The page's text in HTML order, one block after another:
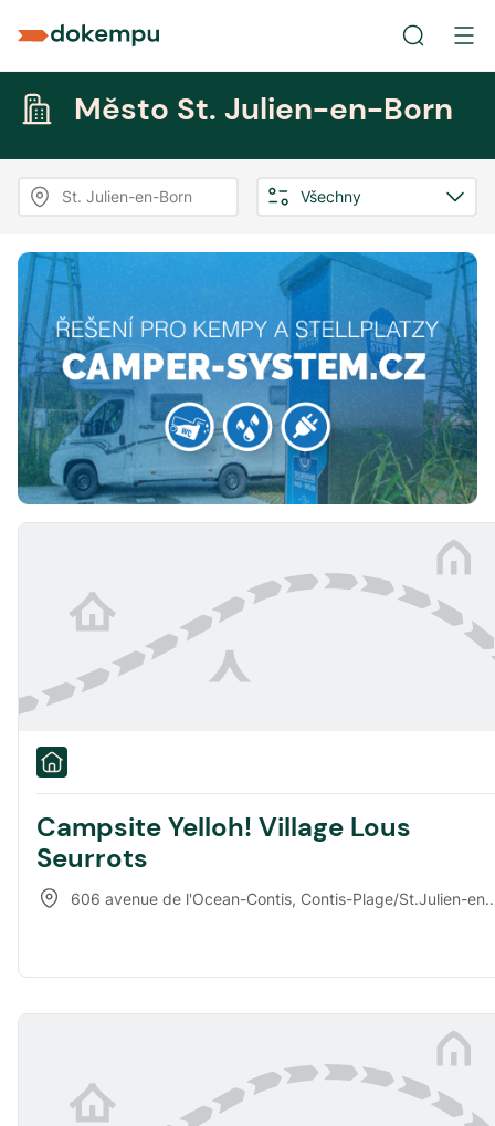
Město St. Julien-en-Born
St. Julien-en-Born Všechny
Campsite Yelloh! Village Lous
Seurrots
606 avenue de l'Ocean-Contis, Contis-Plage/St.Julien-en-Born